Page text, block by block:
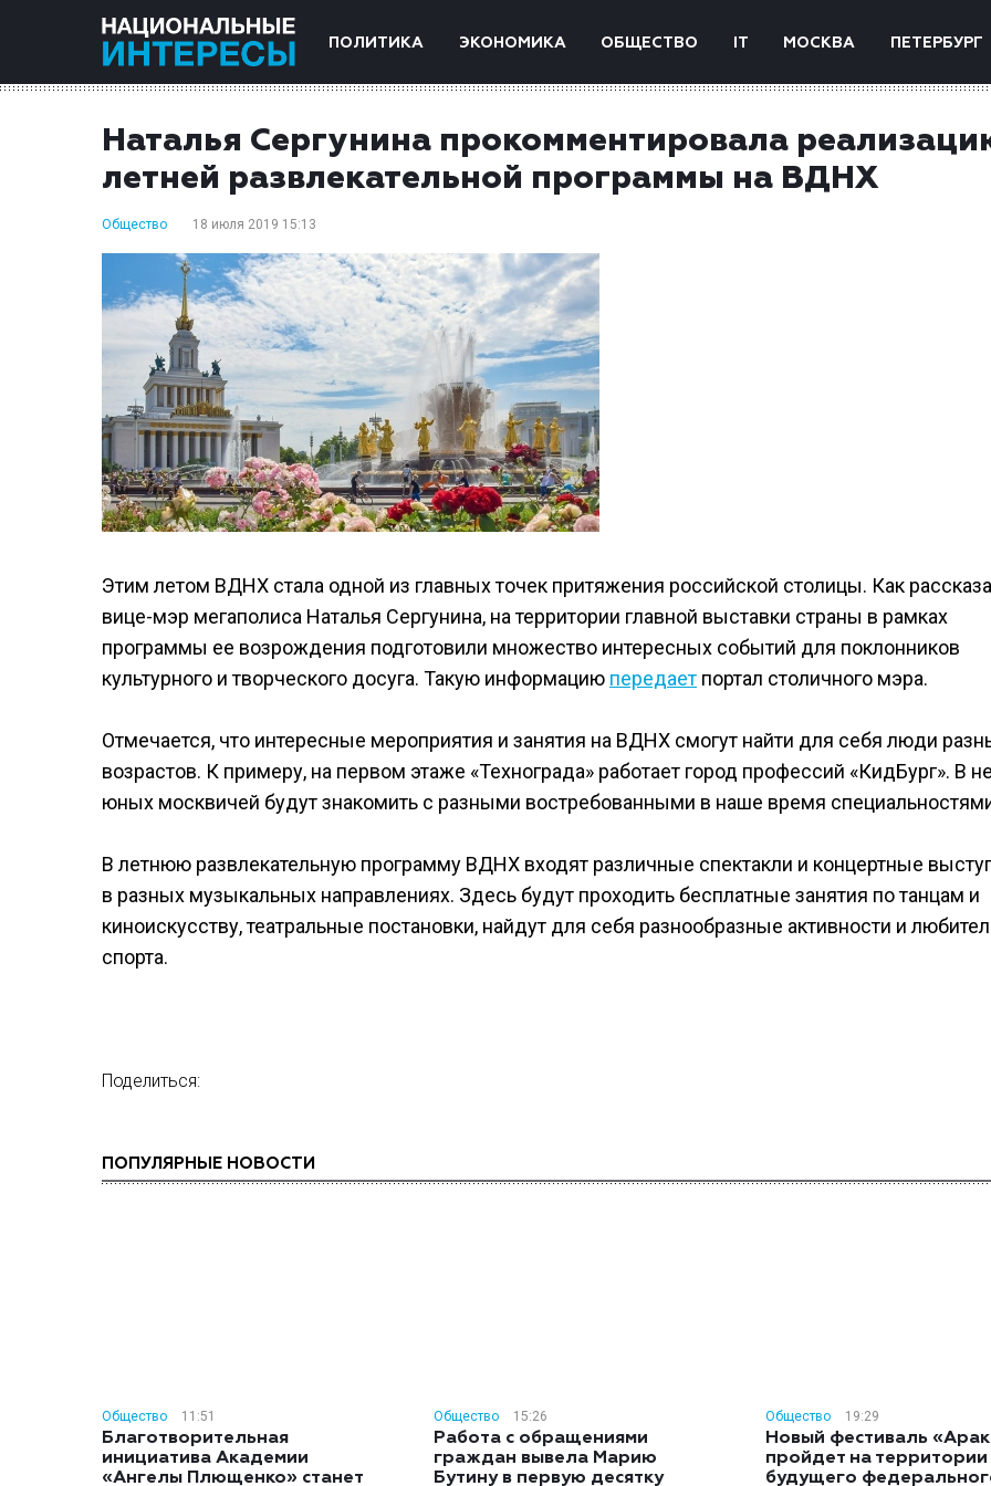
ПОЛИТИКА ЭКОНОМИКА ОБЩЕСТВО IT МОСКВА ПЕТЕРБУРГ
Наталья Сергунина прокомментировала
летней развлекательной программы на ВДНХ
Общество 18 июля 2019 15:13
Этим летом ВДНХ стала одной из главных точек притяжения российской столицы. Как
вице-мэр мегаполиса Наталья Сергунина, на территории главной выставки страны в рамках
программы ее возрождения подготовили множество интересных событий для поклонников
культурного и творческого досуга. Такую информацию передает портал столичного мэра.
Отмечается, что интересные мероприятия и занятия на ВДНХ смогут найти для себя люди
возрастов. К примеру, на первом этаже «Технограда» работает город профессий «КидБург». В
юных москвичей будут знакомить с разными востребованными в наше время
В летнюю развлекательную программу ВДНХ входят различные спектакли и концертные
в разных музыкальных направлениях. Здесь будут проходить бесплатные занятия по танцам и
киноискусству, театральные постановки, найдут для себя разнообразные активности и
спорта.
Поделиться:
ПОПУЛЯРНЫЕ НОВОСТИ
Общество 11:51
Благотворительная
инициатива Академии
«Ангелы Плющенко» станет
Общество 15:26
Работа с обращениями
граждан вывела Марию
Бутину в первую десятку
Общество 19:29
Новый фестиваль
пройдет на территории
будущего